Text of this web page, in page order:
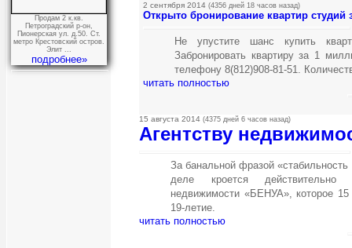
Продам 2 к.кв.
Петроградский р-он,
Пионерская ул. д.50. Ст.
метро Крестовский остров.
Элит ...
подробнее»
2 сентября 2014 (4356 дней 18 часов назад)
Открыто бронирование квартир студий
Не упустите шанс купить
Забронировать квартиру за 1
телефону 8(812)908-81-51.
читать полностью
15 августа 2014 (4375 дней 6 часов назад)
Агентству
За банальной фразой
деле кроется действительно
недвижимости «БЕНУА», которое 15
19-летие.
читать полностью